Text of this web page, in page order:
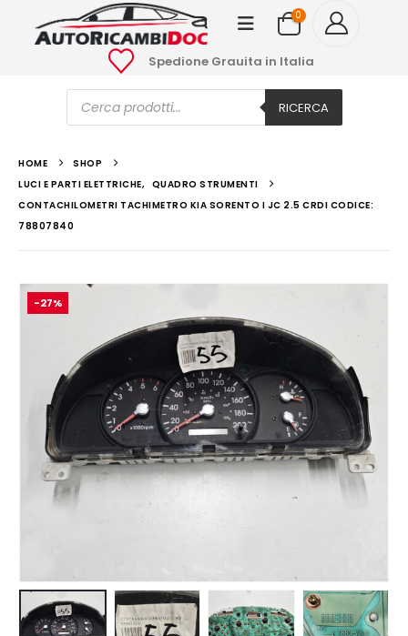
0
Spedione Grauita in Italia
Ricerca
prodotti RICERCA
HOME
SHOP
LUCI E PARTI ELETTRICHE, QUADRO STRUMENTI
CONTACHILOMETRI TACHIMETRO KIA SORENTO I JC 2.5 CRDI CODICE:
78807840
-27%